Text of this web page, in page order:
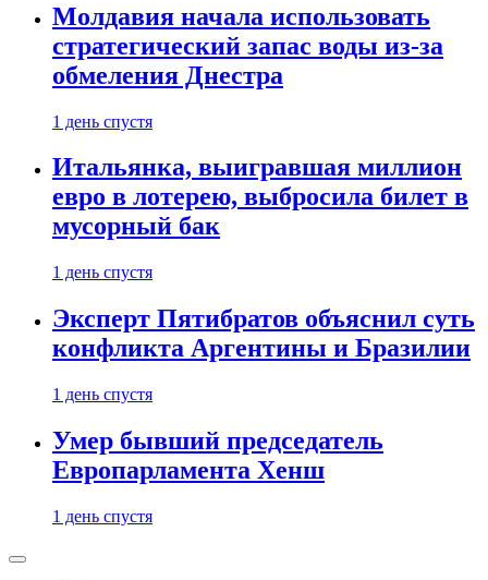
Молдавия начала использовать
стратегический запас воды из-за
обмеления Днестра
1 день спустя
Итальянка, выигравшая миллион
евро в лотерею, выбросила билет в
мусорный бак
1 день спустя
Эксперт Пятибратов объяснил суть
конфликта Аргентины и Бразилии
1 день спустя
Умер бывший председатель
Европарламента Хенш
1 день спустя